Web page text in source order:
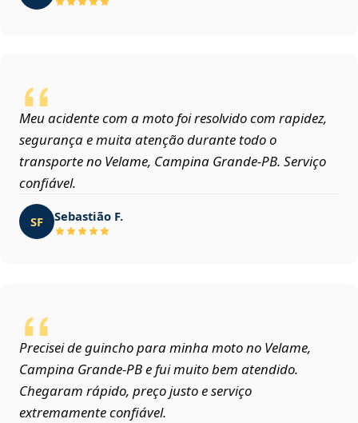
Meu acidente com a moto foi resolvido com rapidez,
segurança e muita atenção durante todo o
transporte no Velame, Campina Grande‑PB. Serviço
confiável.
SF Sebastião F.
Precisei de guincho para minha moto no Velame,
Campina Grande‑PB e fui muito bem atendido.
Chegaram rápido, preço justo e serviço
extremamente confiável.